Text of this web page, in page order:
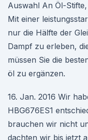
Auswahl An Öl-
Mit einer
nur die Hälfte der
Dampf zu erleben,
müssen Sie die
öl zu ergänzen.
16. Jan. 2016 Wir
HBG676ES1
brauchen wir nicht
dachten wir bis jetzt